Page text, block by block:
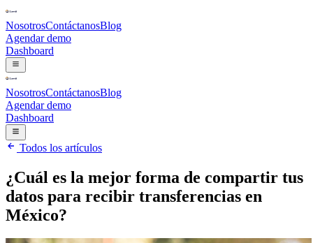
NosotrosContáctanosBlog
Agendar demo
Dashboard
NosotrosContáctanosBlog
Agendar demo
Dashboard
Todos los artículos
¿Cuál es la mejor forma de compartir tus
datos para recibir transferencias en
México?